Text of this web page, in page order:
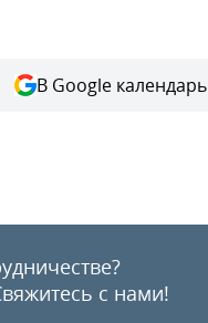
В Google календарь
с нами!